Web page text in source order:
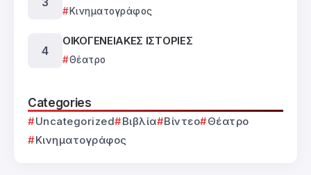
Κινηματογράφος
ΟΙΚΟΓΕΝΕΙΑΚΕΣ ΙΣΤΟΡΙΕΣ
Θέατρο
Categories
Uncategorized Βιβλία Βίντεο
Θέατρο
Κινηματογράφος